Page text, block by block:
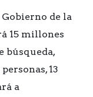
de la
15 millones
búsqueda,
13
a